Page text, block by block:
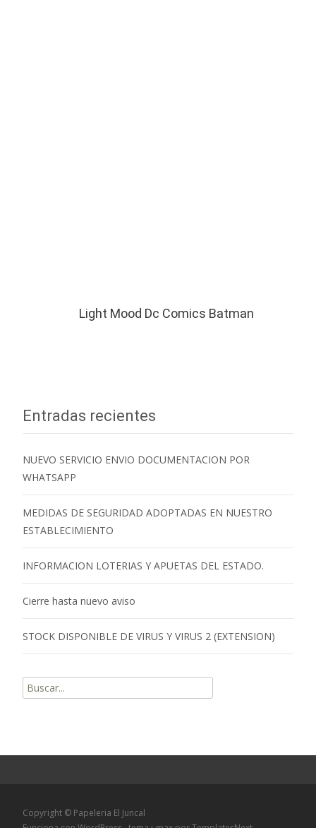
Light Mood Dc Comics Batman
Entradas recientes
NUEVO SERVICIO ENVIO DOCUMENTACION POR
WHATSAPP
MEDIDAS DE SEGURIDAD ADOPTADAS EN NUESTRO
ESTABLECIMIENTO
INFORMACION LOTERIAS Y APUETAS DEL ESTADO.
Cierre hasta nuevo aviso
STOCK DISPONIBLE DE VIRUS Y VIRUS 2 (EXTENSION)
Buscar
por:
Copyright © Papeleria El Juncal